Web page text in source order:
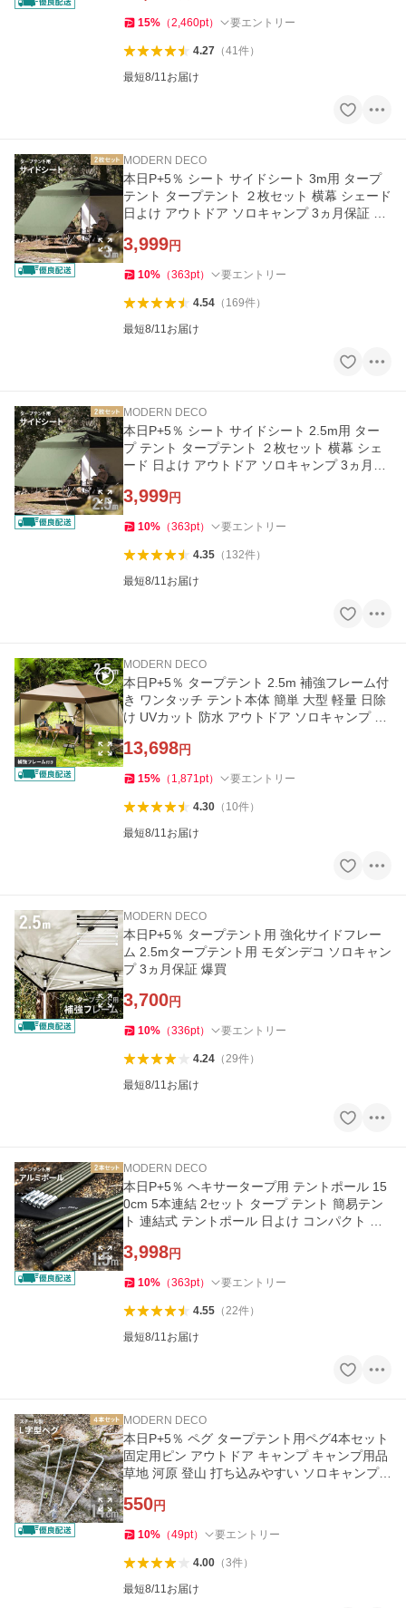
15% （2,460pt） 要エントリー
4.27（41件）
最短8/11お届け
MODERN DECO
本日P+5％ シート サイドシート 3m用 タープ
テント タープテント ２枚セット 横幕 シェード
日よけ アウトドア ソロキャンプ 3ヵ月保証 爆
3,999円
10% （363pt） 要エントリー
4.54（ 169件）
最短8/11お届け
MODERN DECO
本日P+5％ シート サイドシート 2.5m用 ター
プ テント タープテント ２枚セット 横幕 シェ
ード 日よけ アウトドア ソロキャンプ 3ヵ月保
3,999円
10% （363pt） 要エントリー
4.35（ 132件）
最短8/11お届け
MODERN DECO
本日P+5％ タープテント 2.5m 補強フレーム付
き ワンタッチ テント本体 簡単 大型 軽量 日除
け UVカット 防水 アウトドア ソロキャンプ 3
13,698円
15% （ 1,871pt） 要エントリー
4.30（ 10件）
最短8/11お届け
MODERN DECO
本日P+5％ タープテント用 強化サイドフレー
ム 2.5mタープテント用 モダンデコ ソロキャン
プ 3ヵ月保証 爆買
3,700円
10% （336pt） 要エントリー
4.24（29件）
最短8/11お届け
MODERN DECO
本日P+5％ ヘキサータープ用 テントポール 15
0cm 5本連結 2セット タープ テント 簡易テン
ト 連結式 テントポール 日よけ コンパクト ソ
3,998円
10% （363pt） 要エントリー
4.55（22件）
最短8/11お届け
MODERN DECO
本日P+5％ ペグ タープテント用ペグ4本セット
固定用ピン アウトドア キャンプ キャンプ用品
草地 河原 登山 打ち込みやすい ソロキャンプ
550円
10% （49pt） 要エントリー
4.00（3件）
最短8/11お届け